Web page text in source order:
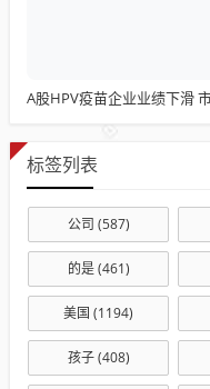
标签列表
公司 (587)
的是(461)
美国 (1194)
孩子(408)